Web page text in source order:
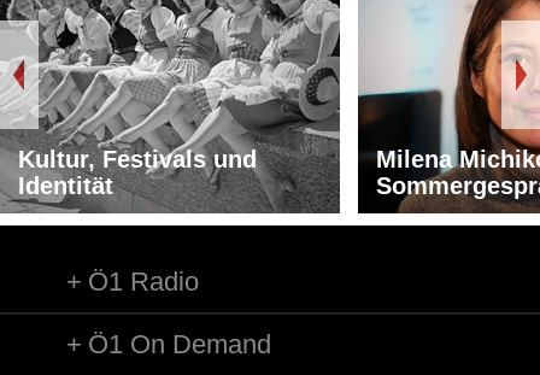
Kultur, Festivals und
Identität
Milena
Ö1 Radio
Ö1 On Demand